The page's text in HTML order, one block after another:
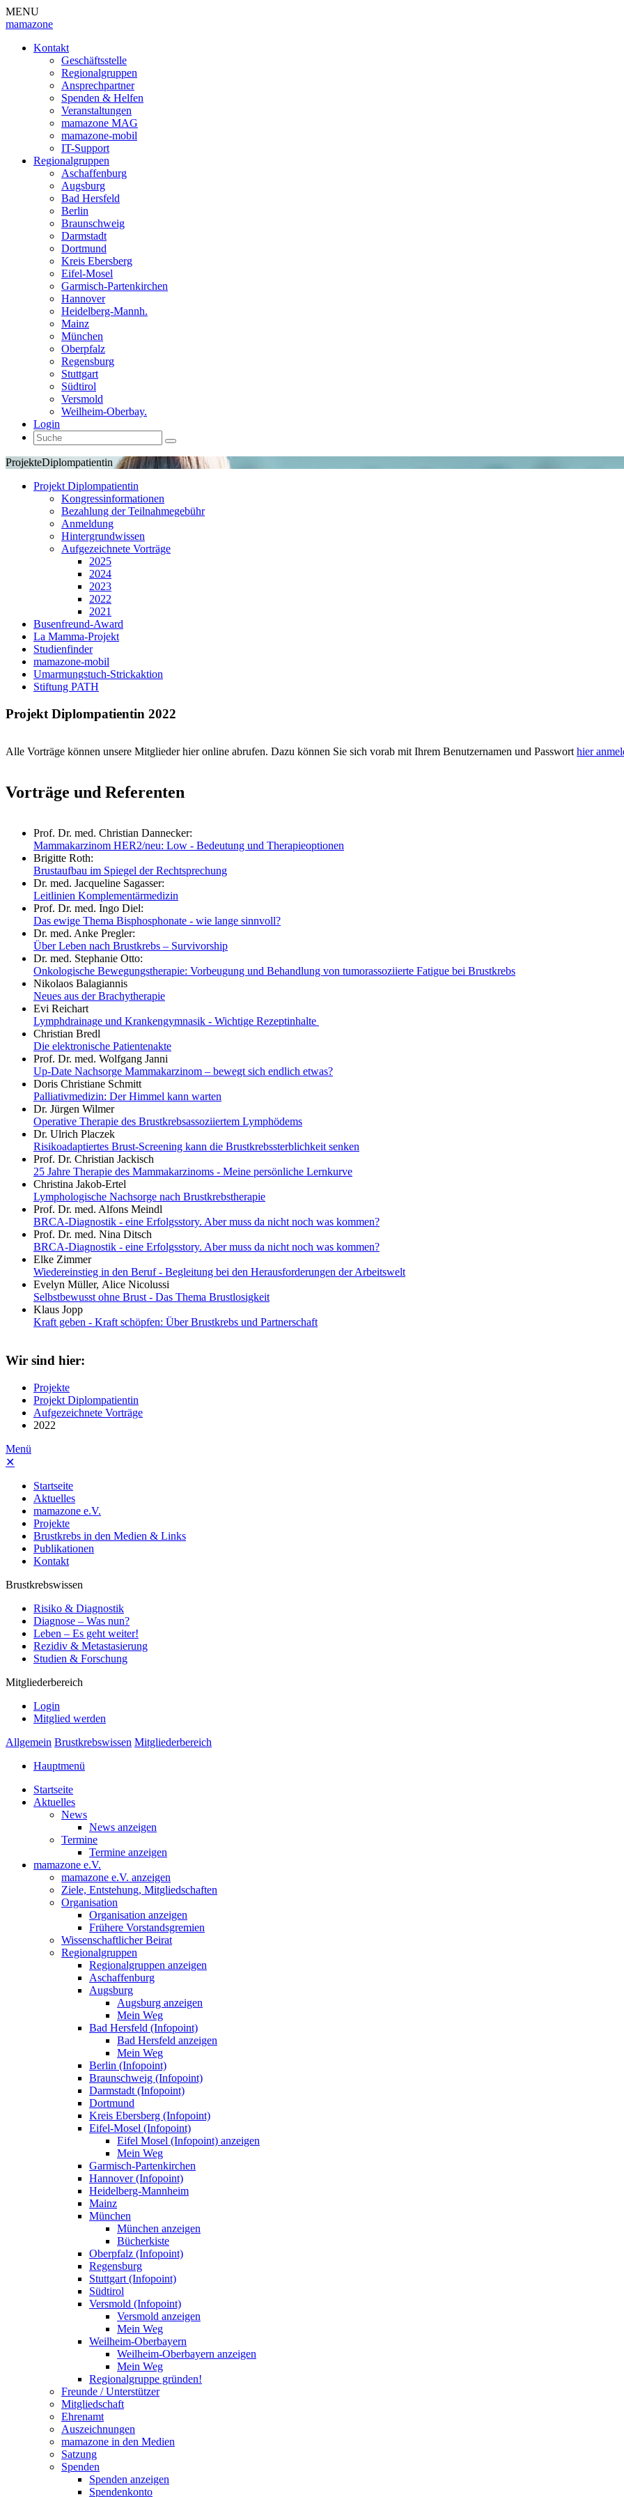
MENU
mamazone
Kontakt
Geschäftsstelle
Regionalgruppen
Ansprechpartner
Spenden & Helfen
Veranstaltungen
mamazone MAG
mamazone-mobil
IT-Support
Regionalgruppen
Aschaffenburg
Augsburg
Bad Hersfeld
Berlin
Braunschweig
Darmstadt
Dortmund
Kreis Ebersberg
Eifel-Mosel
Garmisch-Partenkirchen
Hannover
Heidelberg-Mannh.
Mainz
München
Oberpfalz
Regensburg
Stuttgart
Südtirol
Versmold
Weilheim-Oberbay.
Login
ProjekteDiplompatientin
Projekt Diplompatientin
Kongressinformationen
Bezahlung der Teilnahmegebühr
Anmeldung
Hintergrundwissen
Aufgezeichnete Vorträge
2025
2024
2023
2022
2021
Busenfreund-Award
La Mamma-Projekt
Studienfinder
mamazone-mobil
Umarmungstuch-Strickaktion
Stiftung PATH
Projekt Diplompatientin 2022
Alle Vorträge können unsere Mitglieder hier online abrufen. Dazu können Sie sich vorab mit Ihrem Benutzernamen und Passworthier
Vorträge und Referenten
Prof. Dr. med. Christian Dannecker:
Mammakarzinom HER2/neu: Low - Bedeutung und Therapieoptionen
Brigitte Roth:
Brustaufbau im Spiegel der Rechtsprechung
Dr. med. Jacqueline Sagasser:
Leitlinien Komplementärmedizin
Prof. Dr. med. Ingo Diel:
Das ewige Thema Bisphosphonate - wie lange sinnvoll?
Dr. med. Anke Pregler:
Über Leben nach Brustkrebs – Survivorship
Dr. med. Stephanie Otto:
Onkologische Bewegungstherapie: Vorbeugung und Behandlung von tumorassoziierte Fatigue bei Brustkrebs
Nikolaos Balagiannis
Neues aus der Brachytherapie
Evi Reichart
Lymphdrainage und Krankengymnasik - Wichtige Rezeptinhalte
Christian Bredl
Die elektronische Patientenakte
Prof. Dr. med. Wolfgang Janni
Up-Date Nachsorge Mammakarzinom – bewegt sich endlich etwas?
Doris Christiane Schmitt
Palliativmedizin: Der Himmel kann warten
Dr. Jürgen Wilmer
Operative Therapie des Brustkrebsassoziiertem Lymphödems
Dr. Ulrich Placzek
Risikoadaptiertes Brust-Screening kann die Brustkrebssterblichkeit senken
Prof. Dr. Christian Jackisch
25 Jahre Therapie des Mammakarzinoms - Meine persönliche Lernkurve
Christina Jakob-Ertel
Lymphologische Nachsorge nach Brustkrebstherapie
Prof. Dr. med. Alfons Meindl
BRCA-Diagnostik - eine Erfolgsstory. Aber muss da nicht noch was kommen?
Prof. Dr. med. Nina Ditsch
BRCA-Diagnostik - eine Erfolgsstory. Aber muss da nicht noch was kommen?
Elke Zimmer
Wiedereinstieg in den Beruf - Begleitung bei den Herausforderungen der Arbeitswelt
Evelyn Müller, Alice Nicolussi
Selbstbewusst ohne Brust - Das Thema Brustlosigkeit
Klaus Jopp
Kraft geben - Kraft schöpfen: Über Brustkrebs und Partnerschaft
Wir sind hier:
Projekte
Projekt Diplompatientin
Aufgezeichnete Vorträge
2022
Menü
✕
Startseite
Aktuelles
mamazone e.V.
Projekte
Brustkrebs in den Medien & Links
Publikationen
Kontakt
Brustkrebswissen
Risiko & Diagnostik
Diagnose – Was nun?
Leben – Es geht weiter!
Rezidiv & Metastasierung
Studien & Forschung
Mitgliederbereich
Login
Mitglied werden
Allgemein Brustkrebswissen Mitgliederbereich
Hauptmenü
Startseite
Aktuelles
News
News anzeigen
Termine
Termine anzeigen
mamazone e.V.
mamazone e.V. anzeigen
Ziele, Entstehung, Mitgliedschaften
Organisation
Organisation anzeigen
Frühere Vorstandsgremien
Wissenschaftlicher Beirat
Regionalgruppen
Regionalgruppen anzeigen
Aschaffenburg
Augsburg
Augsburg anzeigen
Mein Weg
Bad Hersfeld (Infopoint)
Bad Hersfeld anzeigen
Mein Weg
Berlin (Infopoint)
Braunschweig (Infopoint)
Darmstadt (Infopoint)
Dortmund
Kreis Ebersberg (Infopoint)
Eifel-Mosel (Infopoint)
Eifel Mosel (Infopoint) anzeigen
Mein Weg
Garmisch-Partenkirchen
Hannover (Infopoint)
Heidelberg-Mannheim
Mainz
München
München anzeigen
Bücherkiste
Oberpfalz (Infopoint)
Regensburg
Stuttgart (Infopoint)
Südtirol
Versmold (Infopoint)
Versmold anzeigen
Mein Weg
Weilheim-Oberbayern
Weilheim-Oberbayern anzeigen
Mein Weg
Regionalgruppe gründen!
Freunde / Unterstützer
Mitgliedschaft
Ehrenamt
Auszeichnungen
mamazone in den Medien
Satzung
Spenden
Spenden anzeigen
Spendenkonto